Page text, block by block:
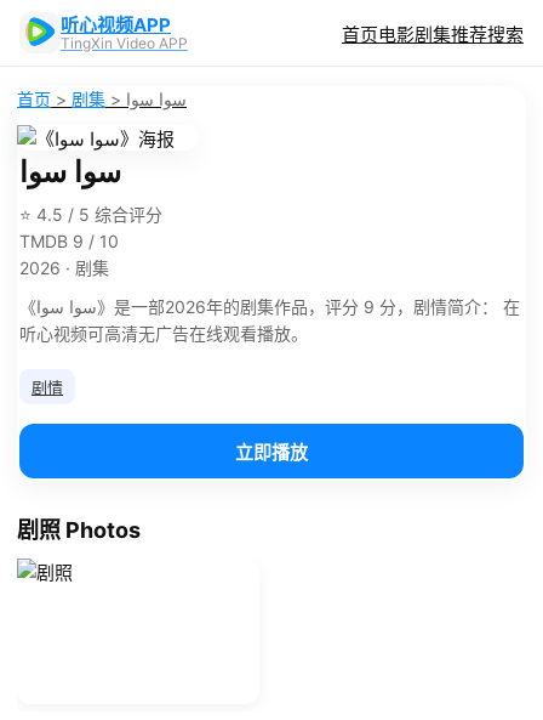
听心视频APP
TingXin Video APP 首页电影剧集推荐搜索
首页 > 剧集 > سوا سوا
سوا سوا
⭐ 4.5 / 5 综合评分
TMDB 9 / 10
2026 · 剧集
《سوا سوا》是一部2026年的剧集作品，评分 9 分，剧情简介： 在
听心视频可高清无广告在线观看播放。
剧情
立即播放
剧照 Photos